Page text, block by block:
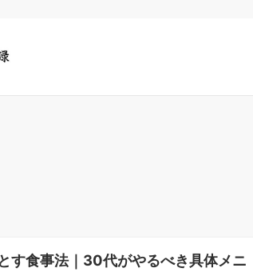
す食事法｜30代がやるべき具体メニ